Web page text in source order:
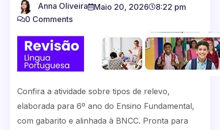
Anna Oliveira Maio 20, 2026
8:22 pm
0 Comments
Confira a atividade sobre tipos de relevo,
elaborada para 6º ano do Ensino Fundamental,
com gabarito e alinhada à BNCC. Pronta para